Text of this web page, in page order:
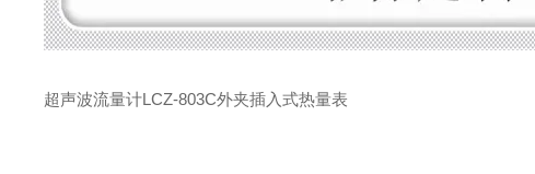
超声波流量计LCZ-803C外夹插入式热量表